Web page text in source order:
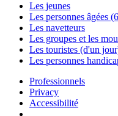
Les jeunes
Les personnes âgées
Les navetteurs
Les groupes et les
Les touristes (d'un
Les personnes
Professionnels
Privacy
Accessibilité